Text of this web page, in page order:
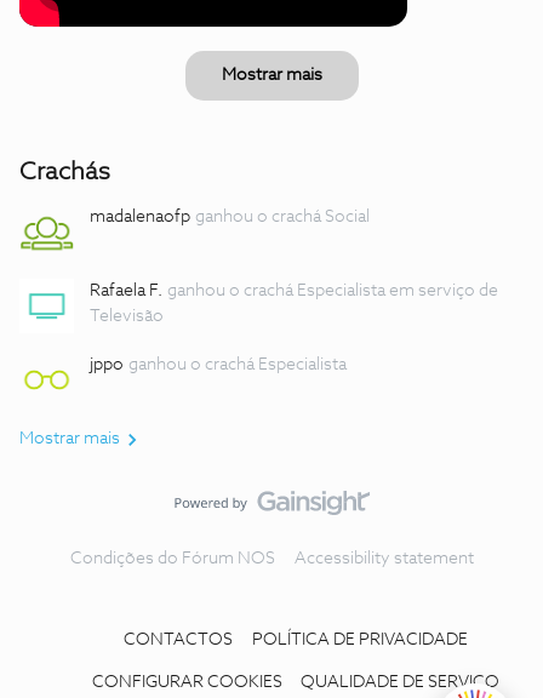
Mostrar mais
Crachás
madalenaofp ganhou o crachá Social
Rafaela F. ganhou o crachá Especialista em serviço de
Televisão
jppo ganhou o crachá Especialista
Mostrar mais
Condições do Fórum NOS Accessibility statement
CONTACTOS POLÍTICA DE PRIVACIDADE
CONFIGURAR COOKIES QUALIDADE DE SERVIÇO